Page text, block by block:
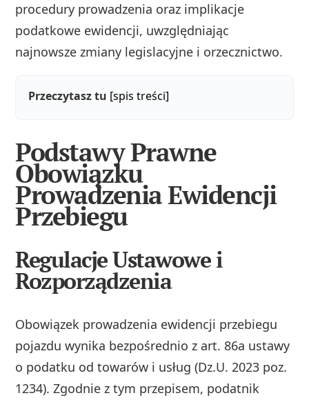
procedury prowadzenia oraz implikacje
podatkowe ewidencji, uwzględniając
najnowsze zmiany legislacyjne i orzecznictwo.
Przeczytasz tu [spis treści]
Podstawy Prawne
Obowiązku
Prowadzenia Ewidencji
Przebiegu
Regulacje Ustawowe i
Rozporządzenia
Obowiązek prowadzenia ewidencji przebiegu
pojazdu wynika bezpośrednio z art. 86a ustawy
o podatku od towarów i usług (Dz.U. 2023 poz.
1234). Zgodnie z tym przepisem, podatnik